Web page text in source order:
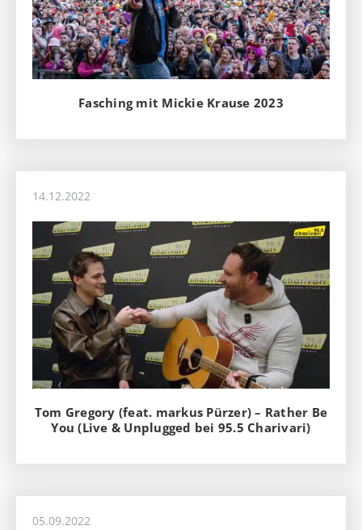
Fasching mit Mickie Krause 2023
14.12.2022
Tom Gregory (feat. markus Pürzer) – Rather Be
You (Live & Unplugged bei 95.5 Charivari)
05.09.2022